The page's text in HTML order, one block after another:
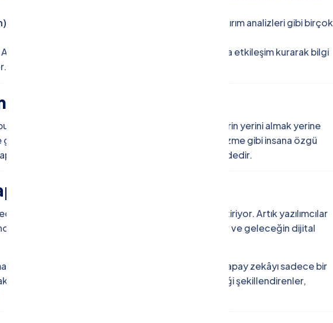
: Kredi skorlama, fraud (dolandırıcılık) tespiti ve yatırım analizleri gibi birçok
ChatGPT gibi sanal asistanlar; kullanıcılarla etkileşim kurarak bilgi
Yerini Alacak mı?
Cevap kısa ve net:
Yapay zekâ, geliştiricilerin yerini almak yerine
Yaratıcılık, soyut düşünce ve problem çözme gibi insana özgü
zekâ, bu yetileri tamamlayan bir yardımcı rolündedir.
Zekâ ile Yazılıyor
daha akıllı, daha hızlı ve daha güvenli hale getiriyor. Artık yazılımcılar
veriyi analiz ediyor, kullanıcı deneyimini tasarlıyor ve geleceğin dijital
ve rekabet avantajı sağlamak isteyen herkesin, yapay zekâyı sadece bir
olarak görmesi gerekiyor. Unutmayalım ki geleceği şekillendirenler,